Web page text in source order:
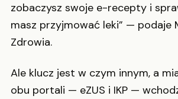
zobaczysz swoje e-recepty i
masz przyjmować leki” — podaje
Zdrowia.
Ale klucz jest w czym innym, a
obu portali — eZUS i IKP —